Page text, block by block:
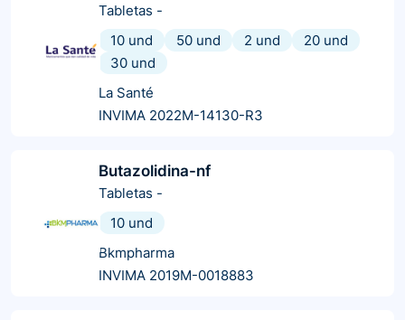
Tabletas -
10 und
50 und 2 und
20 und
30 und
La Santé
INVIMA 2022M-14130-R3
Butazolidina-nf
Tabletas -
10 und
Bkmpharma
INVIMA 2019M-0018883